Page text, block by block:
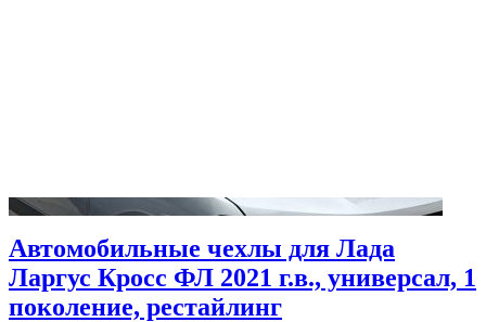
Автомобильные чехлы для Лада
Ларгус Кросс ФЛ 2021 г.в., универсал, 1
поколение, рестайлинг